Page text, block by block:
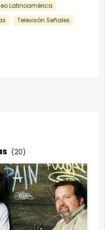
Latinoamérica
Televisón Señales
(20)